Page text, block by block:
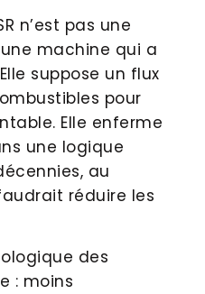
n’est pas une
machine qui a
suppose un flux
pour
Elle enferme
une logique
au
réduire les
des
: moins